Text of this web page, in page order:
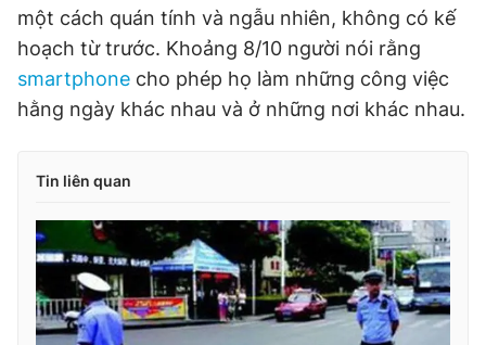
một cách quán tính và ngẫu nhiên, không có kế
hoạch từ trước. Khoảng 8/10 người nói rằng
smartphone cho phép họ làm những công việc
hằng ngày khác nhau và ở những nơi khác nhau.
Tin liên quan